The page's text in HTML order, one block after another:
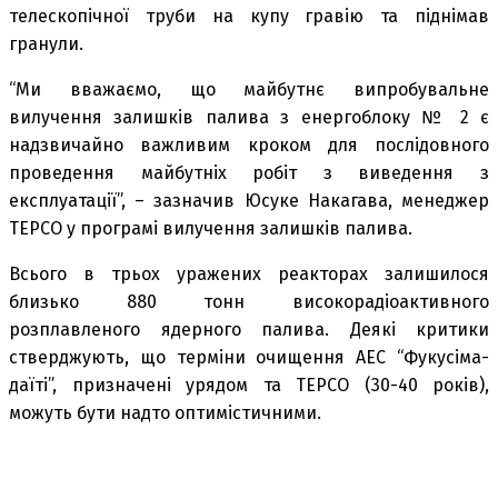
телескопічної труби на купу гравію та піднімав
гранули.
“Ми вважаємо, що майбутнє випробувальне
вилучення залишків палива з енергоблоку № 2 є
надзвичайно важливим кроком для послідовного
проведення майбутніх робіт з виведення з
експлуатації”, – зазначив Юсуке Накагава, менеджер
TEPCO у програмі вилучення залишків палива.
Всього в трьох уражених реакторах залишилося
близько 880 тонн високорадіоактивного
розплавленого ядерного палива. Деякі критики
стверджують, що терміни очищення АЕС “Фукусіма-
даїті”, призначені урядом та TEPCO (30-40 років),
можуть бути надто оптимістичними.